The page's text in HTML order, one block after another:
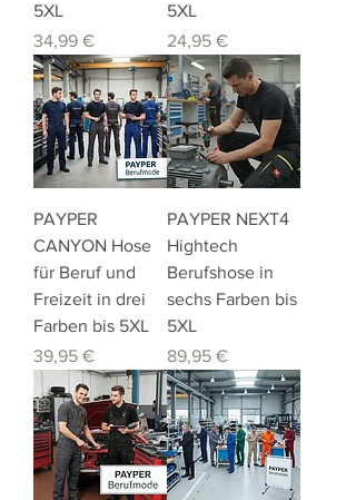
5XL
Preis
34,99 €
5XL
Preis
24,95 €
PAYPER
CANYON Hose
für Beruf und
Freizeit in drei
Farben bis 5XL
Preis
39,95 €
PAYPER NEXT4
Hightech
Berufshose in
sechs Farben bis
5XL
Preis
89,95 €